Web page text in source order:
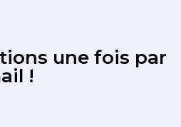
une fois par
!